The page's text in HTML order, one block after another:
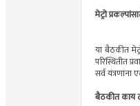
मेट्रो
या बैठकीत
परिस्थितीत
सर्व
बैठकीत काय